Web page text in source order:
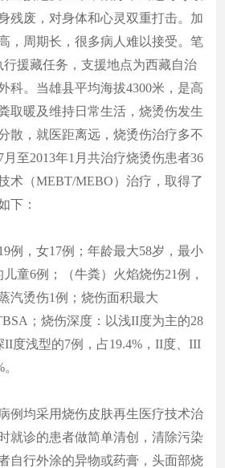
残废，对身体和心灵双重打击。加
，周期长，很多病人难以接受。笔
行援藏任务，支援地点为西藏自治
科。当雄县平均海拔4300米，是高
取暖及维持日常生活，烧烫伤发生
散，就医距离远，烧烫伤治疗多不
月至2013年1月共治疗烧烫伤患者36
术（MEBT/MEBO）治疗，取得了
下：
例，女17例；年龄最大58岁，最小
童6例；（牛粪）火焰烧伤21例，
汽烫伤1例；烧伤面积最大
；烧伤深度：以浅II度为主的28
II度浅型的7例，占19.4%，II度、III
例均采用烧伤皮肤再生医疗技术治
就诊的患者做简单清创，清除污染
自行外涂的异物或药膏，头面部烧